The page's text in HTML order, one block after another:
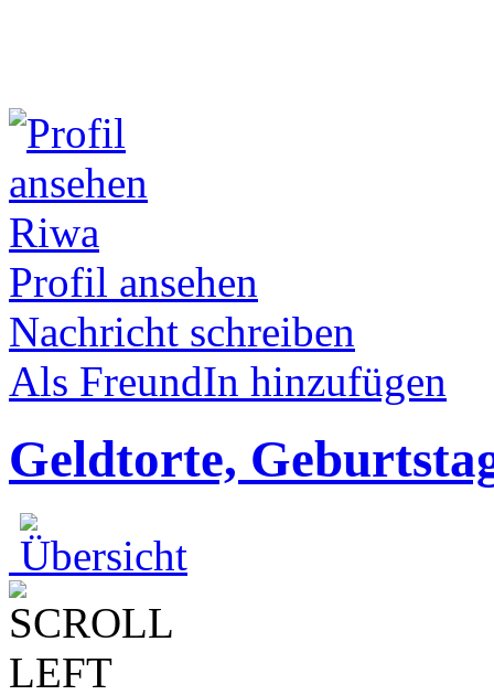
Riwa
Profil ansehen
Nachricht schreiben
Als FreundIn hinzufügen
Geldtorte,